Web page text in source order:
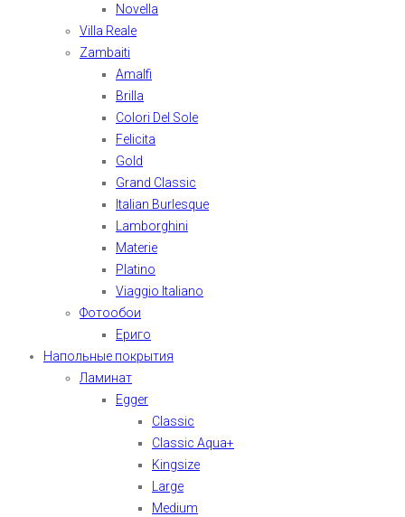
Novella
Villa Reale
Zambaiti
Amalfi
Brilla
Colori Del Sole
Felicita
Gold
Grand Classic
Italian Burlesque
Lamborghini
Materie
Platino
Viaggio Italiano
Фотообои
Ериго
Напольные покрытия
Ламинат
Egger
Classic
Classic Aqua+
Kingsize
Large
Medium